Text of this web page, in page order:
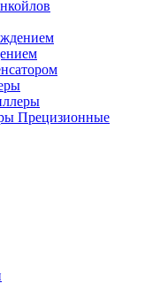
Прецизионные